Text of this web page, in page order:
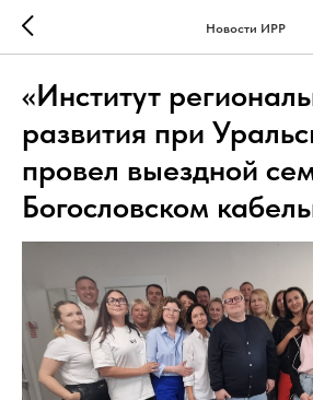
Новости ИРР
«Институт
развития при
провел выездной
Богословском